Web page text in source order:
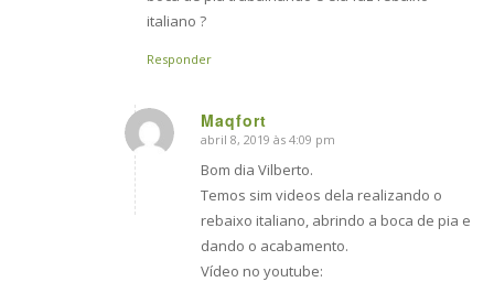
italiano ?
Responder
Maqfort
says:
abril 8, 2019 às 4:09 pm
Bom dia Vilberto.
Temos sim videos dela realizando o
rebaixo italiano, abrindo a boca de pia e
dando o acabamento.
Vídeo no youtube: